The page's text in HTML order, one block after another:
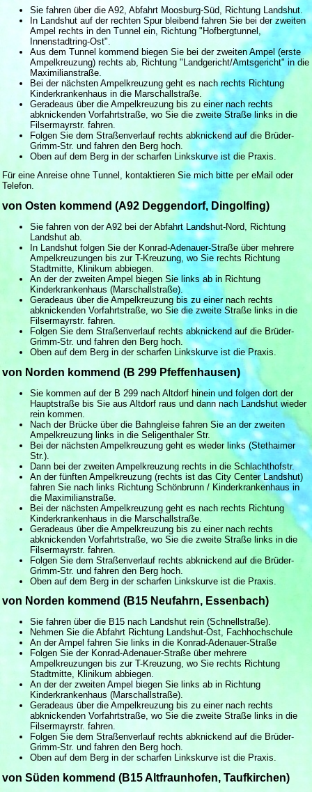
Sie fahren über die A92, Abfahrt Moosburg-Süd, Richtung Landshut.
In Landshut auf der rechten Spur bleibend fahren Sie bei der zweiten
Ampel rechts in den Tunnel ein, Richtung "Hofbergtunnel,
Innenstadtring-Ost".
Aus dem Tunnel kommend biegen Sie bei der zweiten Ampel (erste
Ampelkreuzung) rechts ab, Richtung "Landgericht/Amtsgericht" in die
Maximilianstraße.
Bei der nächsten Ampelkreuzung geht es nach rechts Richtung
Kinderkrankenhaus in die Marschallstraße.
Geradeaus über die Ampelkreuzung bis zu einer nach rechts
abknickenden Vorfahrtstraße, wo Sie die zweite Straße links in die
Filsermayrstr. fahren.
Folgen Sie dem Straßenverlauf rechts abknickend auf die Brüder-
Grimm-Str. und fahren den Berg hoch.
Oben auf dem Berg in der scharfen Linkskurve ist die Praxis.
Für eine Anreise ohne Tunnel, kontaktieren Sie mich bitte per eMail oder
Telefon.
von Osten kommend (A92 Deggendorf, Dingolfing)
Sie fahren von der A92 bei der Abfahrt Landshut-Nord, Richtung
Landshut ab.
In Landshut folgen Sie der Konrad-Adenauer-Straße über mehrere
Ampelkreuzungen bis zur T-Kreuzung, wo Sie rechts Richtung
Stadtmitte, Klinikum abbiegen.
An der der zweiten Ampel biegen Sie links ab in Richtung
Kinderkrankenhaus (Marschallstraße).
Geradeaus über die Ampelkreuzung bis zu einer nach rechts
abknickenden Vorfahrtstraße, wo Sie die zweite Straße links in die
Filsermayrstr. fahren.
Folgen Sie dem Straßenverlauf rechts abknickend auf die Brüder-
Grimm-Str. und fahren den Berg hoch.
Oben auf dem Berg in der scharfen Linkskurve ist die Praxis.
von Norden kommend (B 299 Pfeffenhausen)
Sie kommen auf der B 299 nach Altdorf hinein und folgen dort der
Hauptstraße bis Sie aus Altdorf raus und dann nach Landshut wieder
rein kommen.
Nach der Brücke über die Bahngleise fahren Sie an der zweiten
Ampelkreuzung links in die Seligenthaler Str.
Bei der nächsten Ampelkreuzung geht es wieder links (Stethaimer
Str.).
Dann bei der zweiten Ampelkreuzung rechts in die Schlachthofstr.
An der fünften Ampelkreuzung (rechts ist das City Center Landshut)
fahren Sie nach links Richtung Schönbrunn / Kinderkrankenhaus in
die Maximilianstraße.
Bei der nächsten Ampelkreuzung geht es nach rechts Richtung
Kinderkrankenhaus in die Marschallstraße.
Geradeaus über die Ampelkreuzung bis zu einer nach rechts
abknickenden Vorfahrtstraße, wo Sie die zweite Straße links in die
Filsermayrstr. fahren.
Folgen Sie dem Straßenverlauf rechts abknickend auf die Brüder-
Grimm-Str. und fahren den Berg hoch.
Oben auf dem Berg in der scharfen Linkskurve ist die Praxis.
von Norden kommend (B15 Neufahrn, Essenbach)
Sie fahren über die B15 nach Landshut rein (Schnellstraße).
Nehmen Sie die Abfahrt Richtung Landshut-Ost, Fachhochschule
An der Ampel fahren Sie links in die Konrad-Adenauer-Straße
Folgen Sie der Konrad-Adenauer-Straße über mehrere
Ampelkreuzungen bis zur T-Kreuzung, wo Sie rechts Richtung
Stadtmitte, Klinikum abbiegen.
An der der zweiten Ampel biegen Sie links ab in Richtung
Kinderkrankenhaus (Marschallstraße).
Geradeaus über die Ampelkreuzung bis zu einer nach rechts
abknickenden Vorfahrtstraße, wo Sie die zweite Straße links in die
Filsermayrstr. fahren.
Folgen Sie dem Straßenverlauf rechts abknickend auf die Brüder-
Grimm-Str. und fahren den Berg hoch.
Oben auf dem Berg in der scharfen Linkskurve ist die Praxis.
von Süden kommend (B15 Altfraunhofen, Taufkirchen)